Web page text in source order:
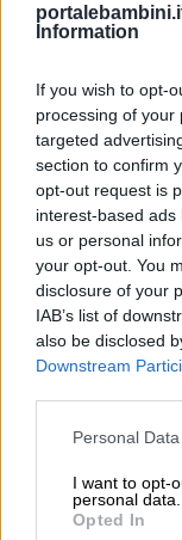
Information
If you wish to opt-
processing of your
targeted
section to confirm
opt-out request is
interest-based
us or personal
your opt-out. You
disclosure of your
IAB’s list of
also be disclosed
Downstream
Personal
I want to opt-
personal data.
Opted In
realizziamo i
Chiedi un
Iscrivetevi
Telegramper
Ultimo
Termini
d'uso
Il sito
2014, offriamo
di alta qualità